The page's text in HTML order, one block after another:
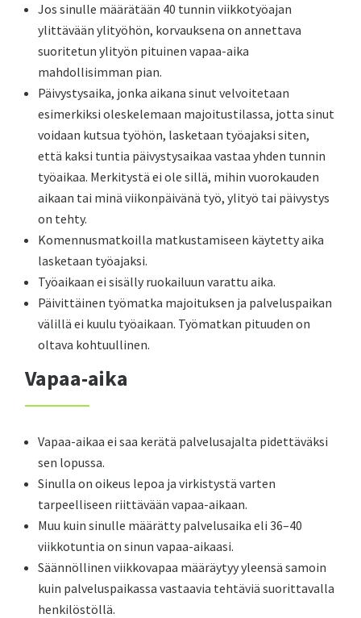
Jos sinulle määrätään 40 tunnin viikkotyöajan
ylittävään ylityöhön, korvauksena on annettava
suoritetun ylityön pituinen vapaa-aika
mahdollisimman pian.
Päivystysaika, jonka aikana sinut velvoitetaan
esimerkiksi oleskelemaan majoitustilassa, jotta sinut
voidaan kutsua työhön, lasketaan työajaksi siten,
että kaksi tuntia päivystysaikaa vastaa yhden tunnin
työaikaa. Merkitystä ei ole sillä, mihin vuorokauden
aikaan tai minä viikonpäivänä työ, ylityö tai päivystys
on tehty.
Komennusmatkoilla matkustamiseen käytetty aika
lasketaan työajaksi.
Työaikaan ei sisälly ruokailuun varattu aika.
Päivittäinen työmatka majoituksen ja palveluspaikan
välillä ei kuulu työaikaan. Työmatkan pituuden on
oltava kohtuullinen.
Vapaa-aika
Vapaa-aikaa ei saa kerätä palvelusajalta pidettäväksi
sen lopussa.
Sinulla on oikeus lepoa ja virkistystä varten
tarpeelliseen riittävään vapaa-aikaan.
Muu kuin sinulle määrätty palvelusaika eli 36–40
viikkotuntia on sinun vapaa-aikaasi.
Säännöllinen viikkovapaa määräytyy yleensä samoin
kuin palveluspaikassa vastaavia tehtäviä suorittavalla
henkilöstöllä.